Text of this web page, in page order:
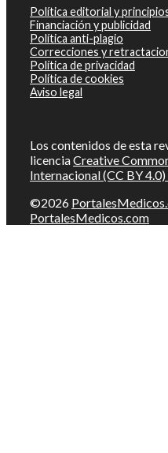
Política editorial y
Financiación y publicidad
Política anti-plagio
Correcciones y
Política de privacidad
Política de cookies
Aviso legal
Los contenidos de esta
licenciaCreative
Internacional (CC BY 4.0)
©2026
PortalesMedicos.com